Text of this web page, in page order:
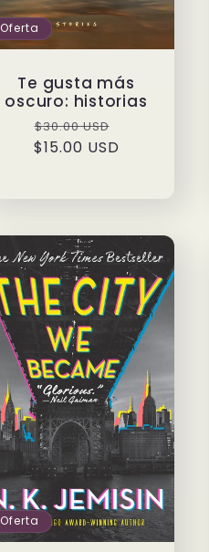
Oferta
Te gusta más
oscuro: historias
Precio
habitual
$30.00 USD
$15.00 USD
Oferta